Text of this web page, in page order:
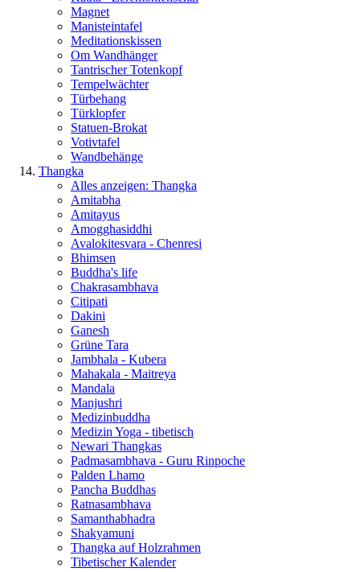
Magnet
Manisteintafel
Meditationskissen
Om Wandhänger
Tantrischer Totenkopf
Tempelwächter
Türbehang
Türklopfer
Statuen-Brokat
Votivtafel
Wandbehänge
Thangka
Alles anzeigen: Thangka
Amitabha
Amitayus
Amogghasiddhi
Avalokitesvara - Chenresi
Bhimsen
Buddha's life
Chakrasambhava
Citipati
Dakini
Ganesh
Grüne Tara
Jambhala - Kubera
Mahakala - Maitreya
Mandala
Manjushri
Medizinbuddha
Medizin Yoga - tibetisch
Newari Thangkas
Padmasambhava - Guru Rinpoche
Palden Lhamo
Pancha Buddhas
Ratnasambhava
Samanthabhadra
Shakyamuni
Thangka auf Holzrahmen
Tibetischer Kalender